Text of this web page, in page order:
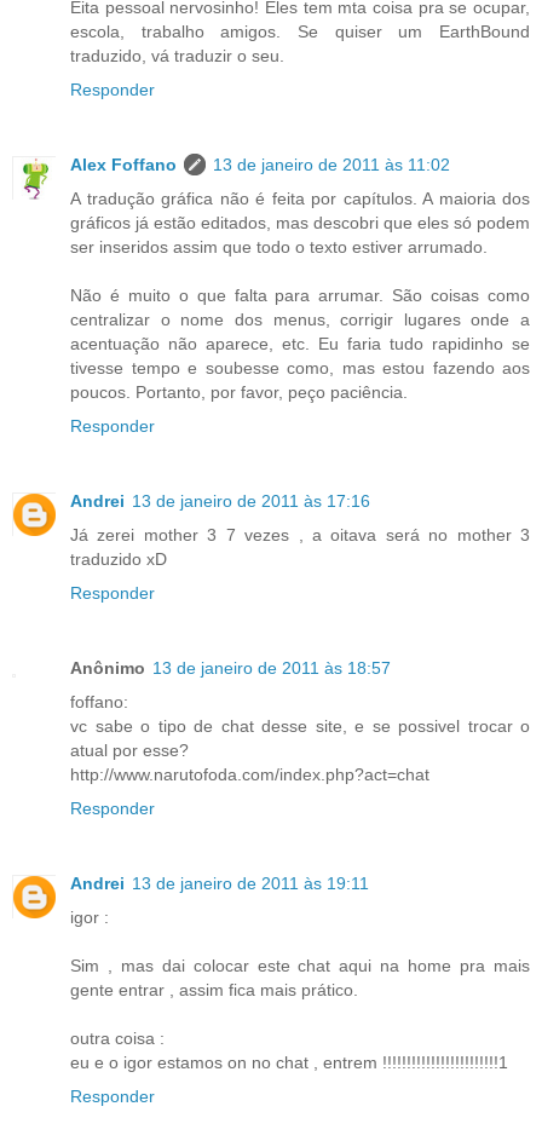
Eita pessoal nervosinho! Eles tem mta coisa pra se ocupar,
escola, trabalho amigos. Se quiser um EarthBound
traduzido, vá traduzir o seu.
Responder
Alex Foffano
13 de janeiro de 2011 às 11:02
A tradução gráfica não é feita por capítulos. A maioria dos
gráficos já estão editados, mas descobri que eles só podem
ser inseridos assim que todo o texto estiver arrumado.
Não é muito o que falta para arrumar. São coisas como
centralizar o nome dos menus, corrigir lugares onde a
acentuação não aparece, etc. Eu faria tudo rapidinho se
tivesse tempo e soubesse como, mas estou fazendo aos
poucos. Portanto, por favor, peço paciência.
Responder
Andrei 13 de janeiro de 2011 às 17:16
Já zerei mother 3 7 vezes , a oitava será no mother 3
traduzido xD
Responder
Anônimo 13 de janeiro de 2011 às 18:57
foffano:
vc sabe o tipo de chat desse site, e se possivel trocar o
atual por esse?
http://www.narutofoda.com/index.php?act=chat
Responder
Andrei 13 de janeiro de 2011 às 19:11
igor :
Sim , mas dai colocar este chat aqui na home pra mais
gente entrar , assim fica mais prático.
outra coisa :
eu e o igor estamos on no chat , entrem !!!!!!!!!!!!!!!!!!!!!!!!1
Responder